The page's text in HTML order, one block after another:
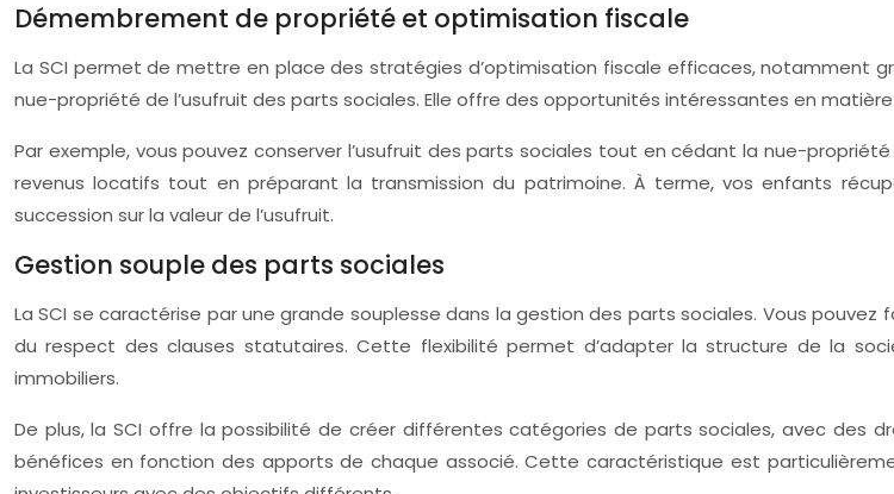
Démembrement de propriété et optimisation fiscale
La SCI permet de mettre en place des stratégies d’optimisation fiscale efficaces,
nue-propriété de l’usufruit des parts sociales. Elle offre des opportunités intéressantes en
Par exemple, vous pouvez conserver l’usufruit des parts sociales tout en cédant la nue-
revenus locatifs tout en préparant la transmission du patrimoine. À terme, vos enfants
succession sur la valeur de l’usufruit.
Gestion souple des parts sociales
La SCI se caractérise par une grande souplesse dans la gestion des parts sociales. Vous
du respect des clauses statutaires. Cette flexibilité permet d’adapter la structure de la
immobiliers.
De plus, la SCI offre la possibilité de créer différentes catégories de parts sociales, avec des
bénéfices en fonction des apports de chaque associé. Cette caractéristique est